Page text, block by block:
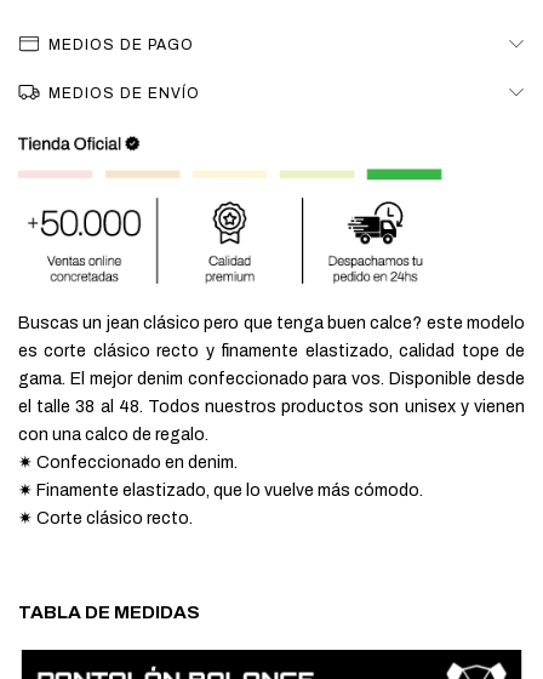
MEDIOS DE PAGO
MEDIOS DE ENVÍO
Buscas un jean clásico pero que tenga buen calce? este modelo
es corte clásico recto y finamente elastizado, calidad tope de
gama. El mejor denim confeccionado para vos. Disponible desde
el talle 38 al 48. Todos nuestros productos son unisex y vienen
con una calco de regalo.
✷ Confeccionado en denim.
✷ Finamente elastizado, que lo vuelve más cómodo.
✷ Corte clásico recto.
TABLA DE MEDIDAS